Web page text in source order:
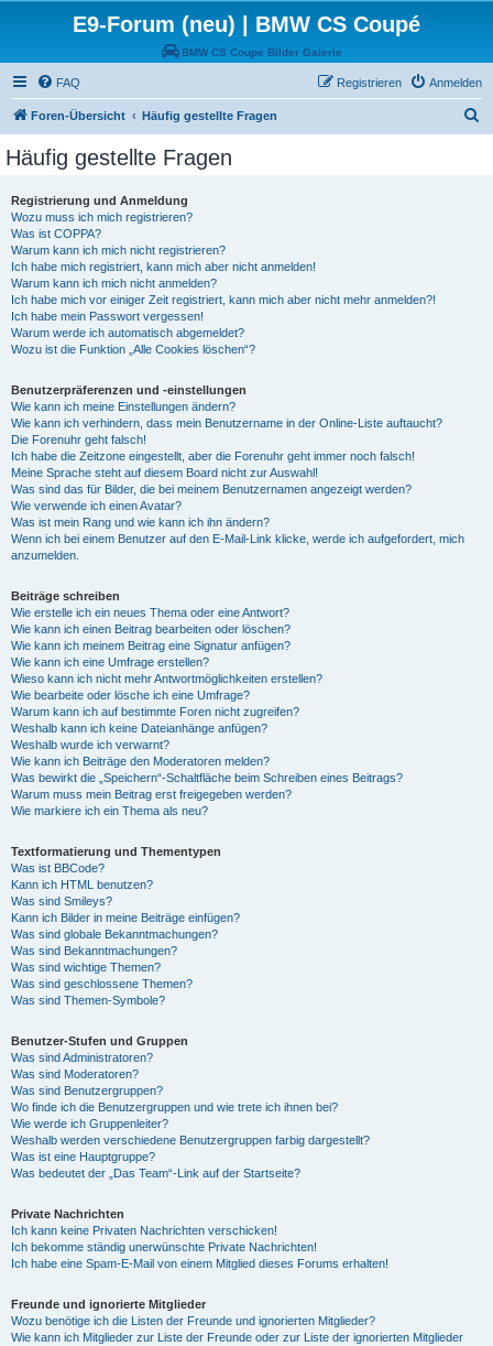
E9-Forum (neu) | BMW CS Coupé
BMW CS Coupe Bilder Galerie
FAQ Anmelden
Registrieren
Foren-Übersicht Häufig gestellte Fragen
Häufig gestellte Fragen
Registrierung und Anmeldung
Wozu muss ich mich registrieren?
Was ist COPPA?
Warum kann ich mich nicht registrieren?
Ich habe mich registriert, kann mich aber nicht anmelden!
Warum kann ich mich nicht anmelden?
Ich habe mich vor einiger Zeit registriert, kann mich aber nicht mehr anmelden?!
Ich habe mein Passwort vergessen!
Warum werde ich automatisch abgemeldet?
Wozu ist die Funktion „Alle Cookies löschen“?
Benutzerpräferenzen und -einstellungen
Wie kann ich meine Einstellungen ändern?
Wie kann ich verhindern, dass mein Benutzername in der Online-Liste auftaucht?
Die Forenuhr geht falsch!
Ich habe die Zeitzone eingestellt, aber die Forenuhr geht immer noch falsch!
Meine Sprache steht auf diesem Board nicht zur Auswahl!
Was sind das für Bilder, die bei meinem Benutzernamen angezeigt werden?
Wie verwende ich einen Avatar?
Was ist mein Rang und wie kann ich ihn ändern?
Wenn ich bei einem Benutzer auf den E-Mail-Link klicke, werde ich aufgefordert, mich
anzumelden.
Beiträge schreiben
Wie erstelle ich ein neues Thema oder eine Antwort?
Wie kann ich einen Beitrag bearbeiten oder löschen?
Wie kann ich meinem Beitrag eine Signatur anfügen?
Wie kann ich eine Umfrage erstellen?
Wieso kann ich nicht mehr Antwortmöglichkeiten erstellen?
Wie bearbeite oder lösche ich eine Umfrage?
Warum kann ich auf bestimmte Foren nicht zugreifen?
Weshalb kann ich keine Dateianhänge anfügen?
Weshalb wurde ich verwarnt?
Wie kann ich Beiträge den Moderatoren melden?
Was bewirkt die „Speichern“-Schaltfläche beim Schreiben eines Beitrags?
Warum muss mein Beitrag erst freigegeben werden?
Wie markiere ich ein Thema als neu?
Textformatierung und Thementypen
Was ist BBCode?
Kann ich HTML benutzen?
Was sind Smileys?
Kann ich Bilder in meine Beiträge einfügen?
Was sind globale Bekanntmachungen?
Was sind Bekanntmachungen?
Was sind wichtige Themen?
Was sind geschlossene Themen?
Was sind Themen-Symbole?
Benutzer-Stufen und Gruppen
Was sind Administratoren?
Was sind Moderatoren?
Was sind Benutzergruppen?
Wo finde ich die Benutzergruppen und wie trete ich ihnen bei?
Wie werde ich Gruppenleiter?
Weshalb werden verschiedene Benutzergruppen farbig dargestellt?
Was ist eine Hauptgruppe?
Was bedeutet der „Das Team“-Link auf der Startseite?
Private Nachrichten
Ich kann keine Privaten Nachrichten verschicken!
Ich bekomme ständig unerwünschte Private Nachrichten!
Ich habe eine Spam-E-Mail von einem Mitglied dieses Forums erhalten!
Freunde und ignorierte Mitglieder
Wozu benötige ich die Listen der Freunde und ignorierten Mitglieder?
Wie kann ich Mitglieder zur Liste der Freunde oder zur Liste der ignorierten Mitglieder